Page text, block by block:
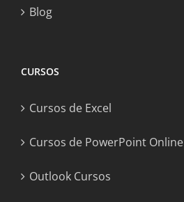
Blog
CURSOS
Cursos de Excel
Cursos de PowerPoint Online
Outlook Cursos